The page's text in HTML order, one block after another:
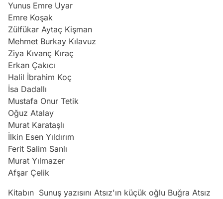
Yunus Emre Uyar
Emre Koşak
Zülfükar Aytaç Kişman
Mehmet Burkay Kılavuz
Ziya Kıvanç Kıraç
Erkan Çakıcı
Halil İbrahim Koç
İsa Dadallı
Mustafa Onur Tetik
Oğuz Atalay
Murat Karataşlı
İlkin Esen Yıldırım
Ferit Salim Sanlı
Murat Yılmazer
Afşar Çelik
Kitabın Sunuş yazısını Atsız'ın küçük oğlu Buğra Atsız